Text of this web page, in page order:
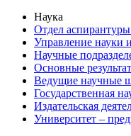
Наука
Отдел
Управление науки
Научные
Основные
Ведущие научные
Государственная
Издательская
Университет –